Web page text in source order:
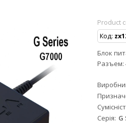
Product
Код:
Блок
Разъем:
Серія G